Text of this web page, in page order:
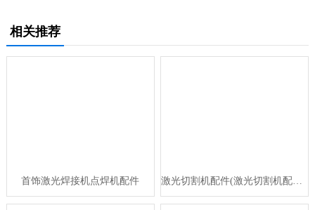
相关推荐
首饰激光焊接机点焊机配件 激光切割机配件(激光切割机配件大全)